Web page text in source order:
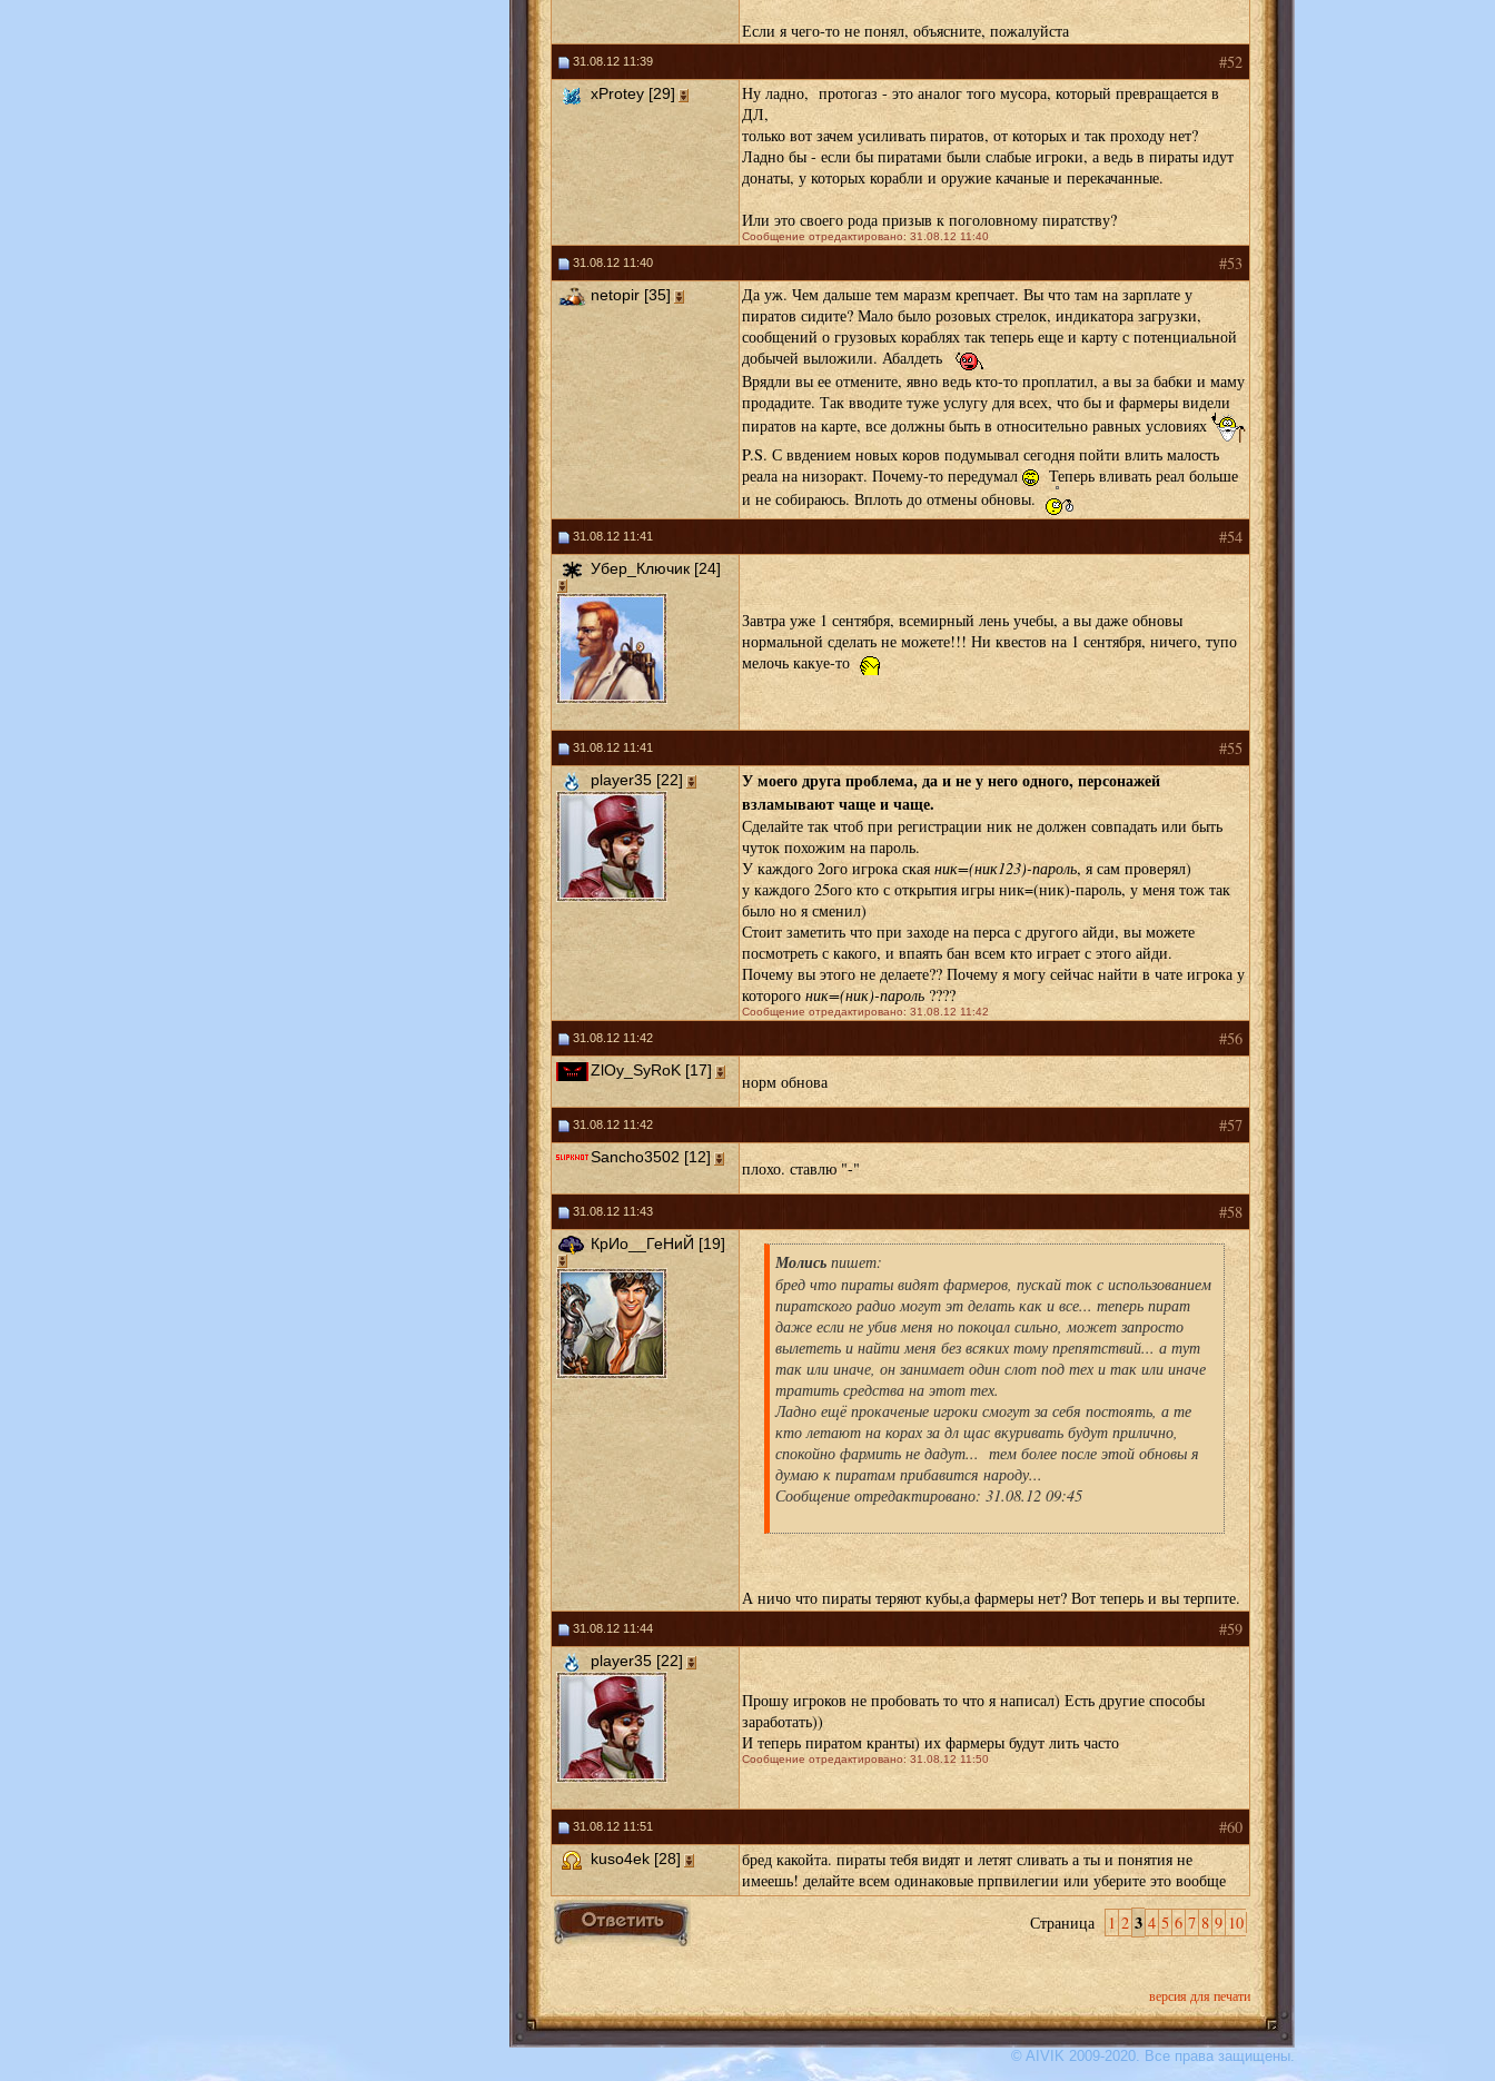
Если я чего-то не понял, объясните, пожалуйста
31.08.12 11:39 #52
xProtey [29]
Ну ладно, протогаз - это аналог того мусора, который превращается в
ДЛ,
только вот зачем усиливать пиратов, от которых и так проходу нет?
Ладно бы - если бы пиратами были слабые игроки, а ведь в пираты идут
донаты, у которых корабли и оружие качаные и перекачанные.
Или это своего рода призыв к поголовному пиратству?
Сообщение отредактировано: 31.08.12 11:40
31.08.12 11:40 #53
netopir [35]
Да уж. Чем дальше тем маразм крепчает. Вы что там на зарплате у
пиратов сидите? Мало было розовых стрелок, индикатора загрузки,
сообщений о грузовых кораблях так теперь еще и карту с потенциальной
добычей выложили. Абалдеть
Врядли вы ее отмените, явно ведь кто-то проплатил, а вы за бабки и маму
продадите. Так вводите туже услугу для всех, что бы и фармеры видели
пиратов на карте, все должны быть в относительно равных условиях
P.S. С ввдением новых коров подумывал сегодня пойти влить малость
реала на низоракт. Почему-то передумал
Теперь вливать реал больше
и не собираюсь. Вплоть до отмены обновы.
31.08.12 11:41 #54
Убер_Ключик [24]
Завтра уже 1 сентября, всемирный лень учебы, а вы даже обновы
нормальной сделать не можете!!! Ни квестов на 1 сентября, ничего, тупо
мелочь какуе-то
31.08.12 11:41 #55
player35 [22]
У моего друга проблема, да и не у него одного, персонажей
взламывают чаще и чаще.
Сделайте так чтоб при регистрации ник не должен совпадать или быть
чуток похожим на пароль.
У каждого 2ого игрока скаяник=(ник123)-пароль, я сам проверял)
у каждого 25ого кто с открытия игры ник=(ник)-пароль, у меня тож так
было но я сменил)
Стоит заметить что при заходе на перса с другого айди, вы можете
посмотреть с какого, и впаять бан всем кто играет с этого айди.
Почему вы этого не делаете?? Почему я могу сейчас найти в чате игрока у
которого ник=(ник)-пароль????
Сообщение отредактировано: 31.08.12 11:42
31.08.12 11:42 #56
ZlOy_SyRoK [17]
норм обнова
31.08.12 11:42 #57
Sancho3502 [12]
плохо. ставлю "-"
31.08.12 11:43 #58
КрИо__ГеНиЙ [19]
Молисьпишет:
бред что пираты видят фармеров, пускай ток с использованием
пиратского радио могут эт делать как и все... теперь пират
даже если не убив меня но покоцал сильно, может запросто
вылететь и найти меня без всяких тому препятствий... а тут
так или иначе, он занимает один слот под тех и так или иначе
тратить средства на этот тех.
Ладно ещё прокаченые игроки смогут за себя постоять, а те
кто летают на корах за дл щас вкуривать будут прилично,
спокойно фармить не дадут... тем более после этой обновы я
думаю к пиратам прибавится народу...
Сообщение отредактировано: 31.08.12 09:45
А ничо что пираты теряют кубы,а фармеры нет? Вот теперь и вы терпите.
31.08.12 11:44 #59
player35 [22]
Прошу игроков не пробовать то что я написал) Есть другие способы
заработать))
И теперь пиратом кранты) их фармеры будут лить часто
Сообщение отредактировано: 31.08.12 11:50
31.08.12 11:51 #60
kuso4ek [28]
бред какойта. пираты тебя видят и летят сливать а ты и понятия не
имеешь! делайте всем одинаковые прпвилегии или уберите это вообще
Страница
1 2 3 4 5 6 7 8 9 10
версия для печати
© AIVIK 2009-2020. Все права защищены.